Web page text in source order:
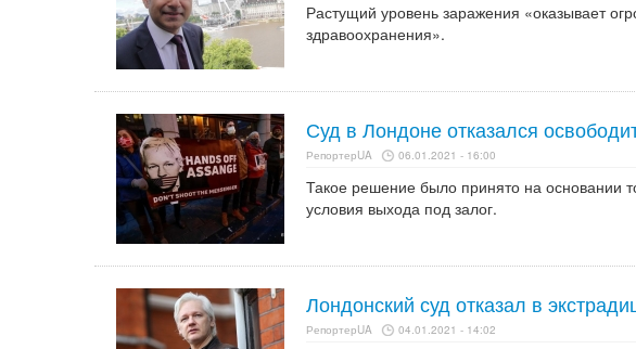
Растущий уровень заражения «оказывает
здравоохранения».
Суд в Лондоне отказался
РепортерUA 06.01.2021 - 16:00
Такое решение было принято на основании
условия выхода под залог.
Лондонский суд отказал в
РепортерUA 04.01.2021 - 14:02